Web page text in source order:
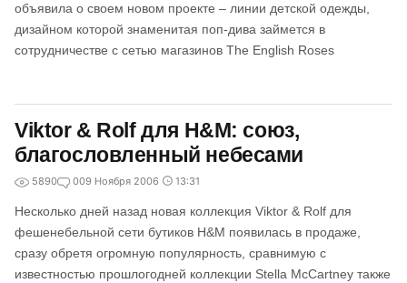
объявила о своем новом проекте – линии детской одежды,
дизайном которой знаменитая поп-дива займется в
сотрудничестве с сетью магазинов The English Roses
Viktor & Rolf для H&M: союз,
благословленный небесами
5890 009 Ноября 2006 13:31
Несколько дней назад новая коллекция Viktor & Rolf для
фешенебельной сети бутиков H&M появилась в продаже,
сразу обретя огромную популярность, сравнимую с
известностью прошлогодней коллекции Stella McCartney также